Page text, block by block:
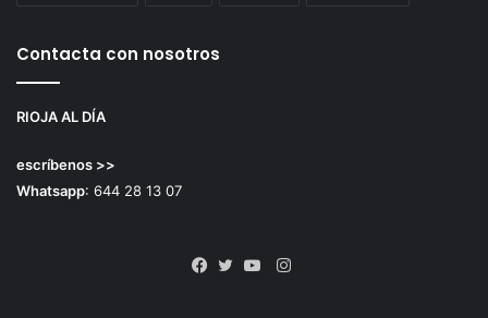
Contacta con nosotros
RIOJA AL DÍA
escríbenos >>
Whatsapp: 644 28 13 07
Instagram